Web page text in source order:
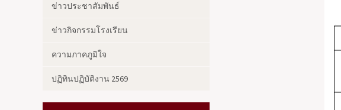
ข่าวประชาสัมพันธ์
ข่าวกิจกรรมโรงเรียน
ความภาคภูมิใจ
ปฏิทินปฏิบัติงาน 2569